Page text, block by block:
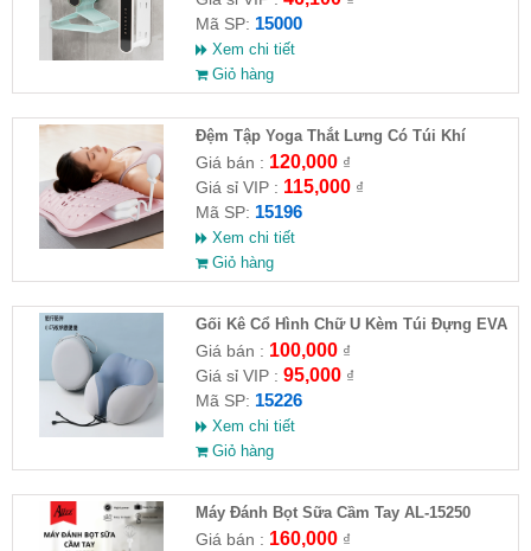
Mã SP: 15000
Xem chi tiết
Giỏ hàng
Đệm Tập Yoga Thắt Lưng Có Túi Khí
Giá bán : 120,000₫
Giá sỉ VIP : 115,000₫
Mã SP: 15196
Xem chi tiết
Giỏ hàng
Gối Kê Cổ Hình Chữ U Kèm Túi Đựng EVA
Giá bán : 100,000₫
Giá sỉ VIP : 95,000₫
Mã SP: 15226
Xem chi tiết
Giỏ hàng
Máy Đánh Bọt Sữa Cầm Tay AL-15250
Giá bán : 160,000₫